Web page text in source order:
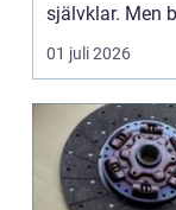
självklar. Men
varje problem...
01 juli 2026